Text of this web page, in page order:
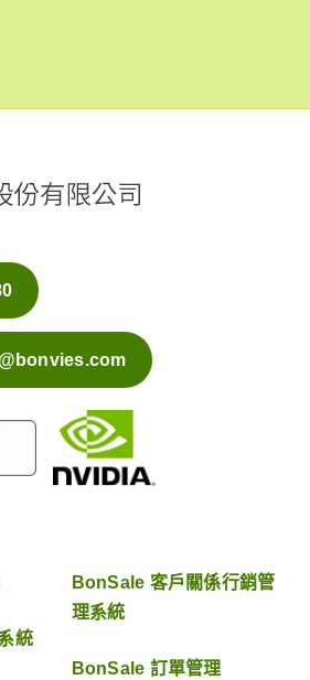
統
BonSale 客戶關係行銷管
理系統
BonSale 訂單管理